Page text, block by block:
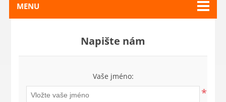
MENU
Napište nám
Vaše jméno:
*